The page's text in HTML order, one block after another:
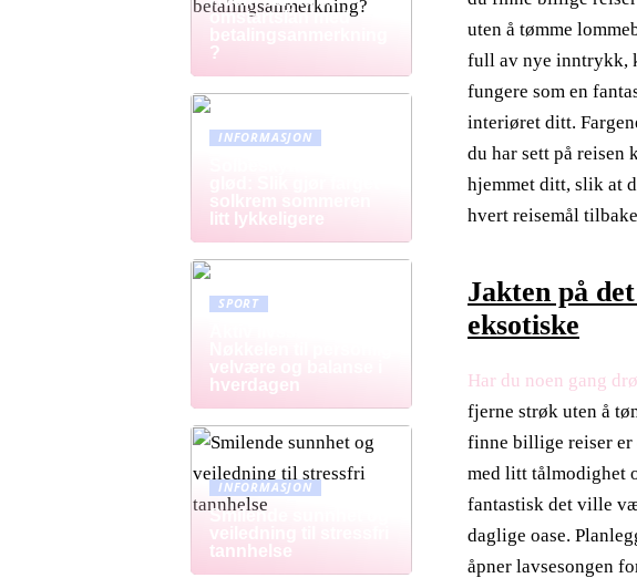
uten å tømme
full av nye inntrykk,
fungere som en
interiøret ditt.
du har sett på reisen
hjemmet ditt, slik at
hvert reisemål
Jakten på
eksotiske
Har du noen gang
fjerne strøk uten å
finne billige reiser er
med litt tålmodighet
fantastisk det ville
daglige oase.
åpner lavsesongen
omstartslån med
betalingsanmerkning
?
INFORMASJON
solkrem sommeren
litt lykkeligere
SPORT
velvære og balanse i
hverdagen
INFORMASJON
Smilende sunnhet og
veiledning til stressfri
tannhelse